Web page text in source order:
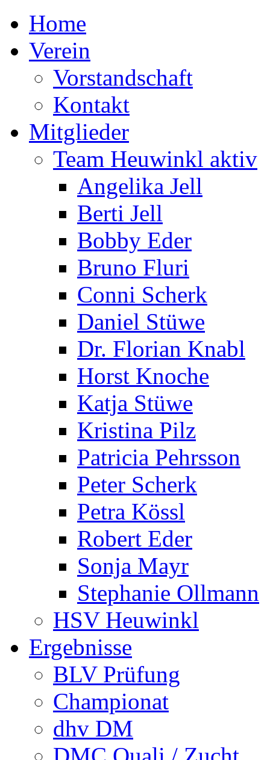
Home
Verein
Vorstandschaft
Kontakt
Mitglieder
Team Heuwinkl aktiv
Angelika Jell
Berti Jell
Bobby Eder
Bruno Fluri
Conni Scherk
Daniel Stüwe
Dr. Florian Knabl
Horst Knoche
Katja Stüwe
Kristina Pilz
Patricia Pehrsson
Peter Scherk
Petra Kössl
Robert Eder
Sonja Mayr
Stephanie Ollmann
HSV Heuwinkl
Ergebnisse
BLV Prüfung
Championat
dhv DM